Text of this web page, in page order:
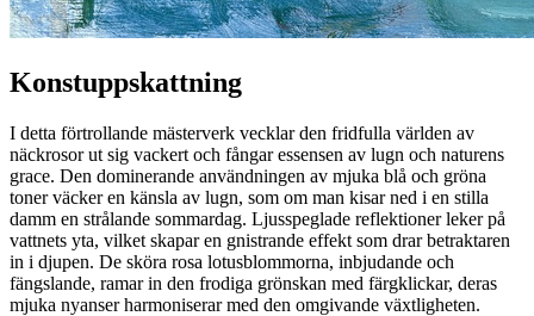
Konstuppskattning
I detta förtrollande mästerverk vecklar den fridfulla världen av
näckrosor ut sig vackert och fångar essensen av lugn och naturens
grace. Den dominerande användningen av mjuka blå och gröna
toner väcker en känsla av lugn, som om man kisar ned i en stilla
damm en strålande sommardag. Ljusspeglade reflektioner leker på
vattnets yta, vilket skapar en gnistrande effekt som drar betraktaren
in i djupen. De sköra rosa lotusblommorna, inbjudande och
fängslande, ramar in den frodiga grönskan med färgklickar, deras
mjuka nyanser harmoniserar med den omgivande växtligheten.